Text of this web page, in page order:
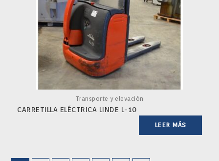
Transporte y elevación
CARRETILLA ELÉCTRICA LINDE L-10
LEER MÁS